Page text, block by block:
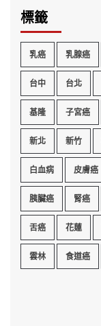
標籤
乳癌 乳腺癌
台中 台北
基隆 子宮癌
新北 新竹
白血病 皮膚癌
胰臟癌 腎癌
舌癌 花蓮
雲林 食道癌